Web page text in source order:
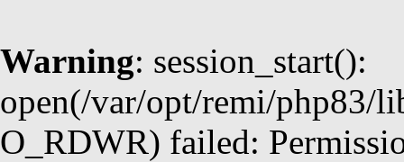
Warning: session_start():
open(/var/opt/remi/php83/
O_RDWR) failed: